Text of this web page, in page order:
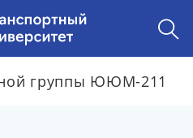
группы ЮЮМ-211